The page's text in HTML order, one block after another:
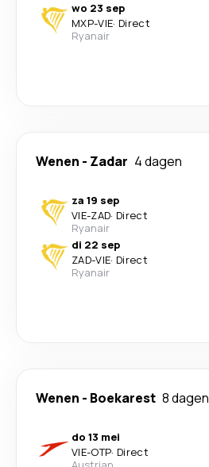
wo 23 sep
MXP-VIE· Direct
Ryanair
Wenen - Zadar 4 dagen
za 19 sep
VIE-ZAD· Direct
Ryanair
di 22 sep
ZAD-VIE· Direct
Ryanair
Wenen - Boekarest 8 dagen
do 13 mei
VIE-OTP· Direct